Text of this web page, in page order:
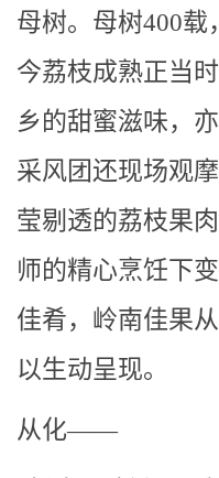
母树。母树400
今荔枝成熟正当
乡的甜蜜滋味，
采风团还现场观
莹剔透的荔枝果
师的精心烹饪下
佳肴，岭南佳果
以生动呈现。
从化——